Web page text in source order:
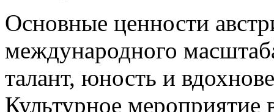
Основные ценности
международного
талант, юность и
Культурное мероприятие